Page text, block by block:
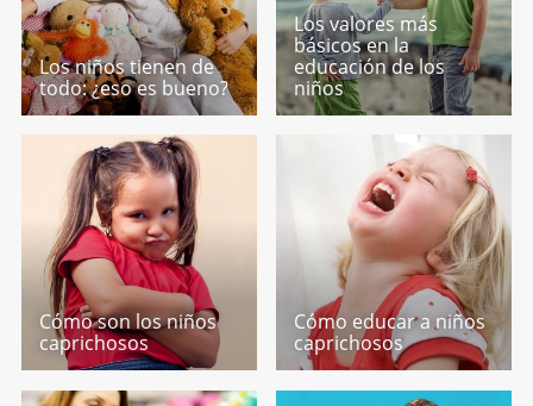
Los niños tienen de
todo: ¿eso es bueno?
Los valores más
básicos en la
educación de los
niños
Cómo son los niños
caprichosos
Cómo educar a niños
caprichosos